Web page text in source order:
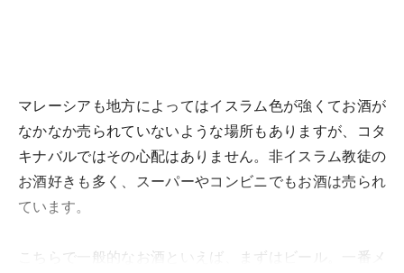
マレーシアも地方によってはイスラム色が強くてお酒が
なかなか売られていないような場所もありますが、コタ
キナバルではその心配はありません。非イスラム教徒の
お酒好きも多く、スーパーやコンビニでもお酒は売られ
ています。
こちらで一般的なお酒といえば、まずはビール。一番メ